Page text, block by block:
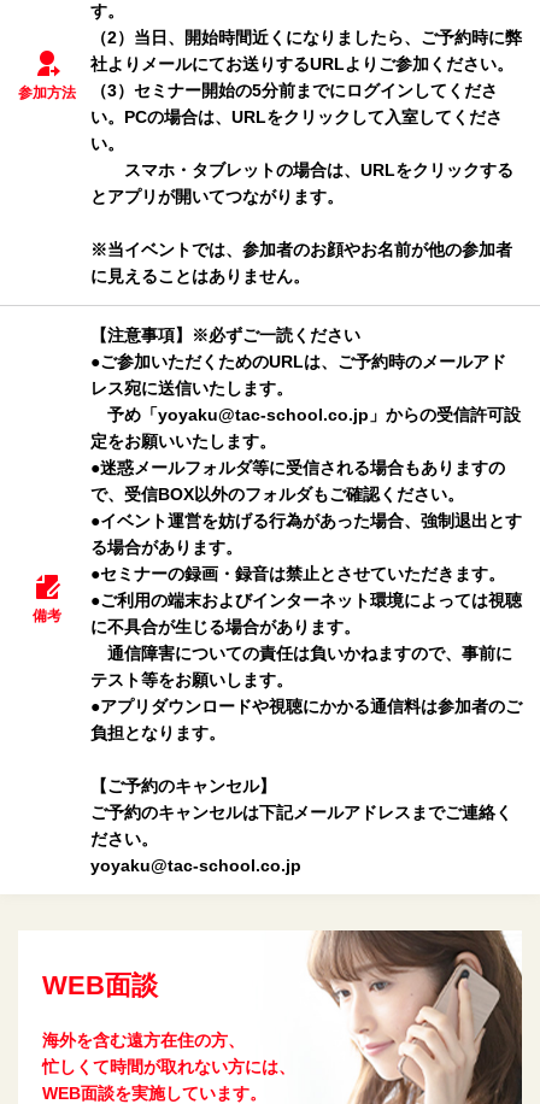
参加方法
す。
（2）当日、開始時間近くになりましたら、ご予約時に弊
社よりメールにてお送りするURLよりご参加ください。
（3）セミナー開始の5分前までにログインしてくださ
い。PCの場合は、URLをクリックして入室してくださ
い。
スマホ・タブレットの場合は、URLをクリックする
とアプリが開いてつながります。
※当イベントでは、参加者のお顔やお名前が他の参加者
に見えることはありません。
備考
【注意事項】※必ずご一読ください
●ご参加いただくためのURLは、ご予約時のメールアド
レス宛に送信いたします。
予め「yoyaku@tac-school.co.jp」からの受信許可設
定をお願いいたします。
●迷惑メールフォルダ等に受信される場合もありますの
で、受信BOX以外のフォルダもご確認ください。
●イベント運営を妨げる行為があった場合、強制退出とす
る場合があります。
●セミナーの録画・録音は禁止とさせていただきます。
●ご利用の端末およびインターネット環境によっては視聴
に不具合が生じる場合があります。
通信障害についての責任は負いかねますので、事前に
テスト等をお願いします。
●アプリダウンロードや視聴にかかる通信料は参加者のご
負担となります。
【ご予約のキャンセル】
ご予約のキャンセルは下記メールアドレスまでご連絡く
ださい。
yoyaku@tac-school.co.jp
WEB面談
海外を含む遠方在住の方、
忙しくて時間が取れない方には、
WEB面談を実施しています。